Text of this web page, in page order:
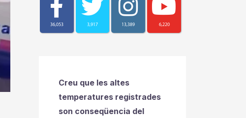
36,053 3,917 13,389 6,220
Creu que les altes
temperatures registrades
son conseqüencia del